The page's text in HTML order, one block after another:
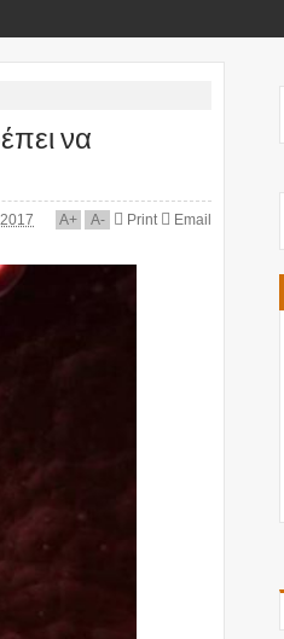
να
A+ A- Print Email